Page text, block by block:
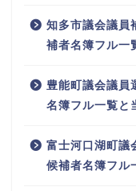
知多市議会議員
補者名簿フル一
豊能町議会議員
名簿フル一覧と
富士河口湖町議
候補者名簿フル